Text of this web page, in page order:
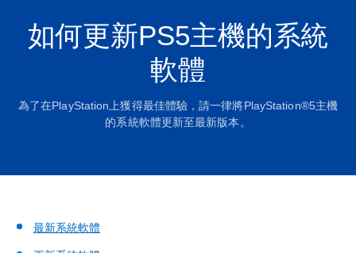
如何更新PS5主機的系統
軟體
為了在PlayStation上獲得最佳體驗，請一律將PlayStation®5主機
的系統軟體更新至最新版本。
最新系統軟體